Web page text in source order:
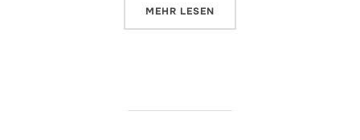
MEHR ÜBER „WIR SEHEN UNS IN
LESEN